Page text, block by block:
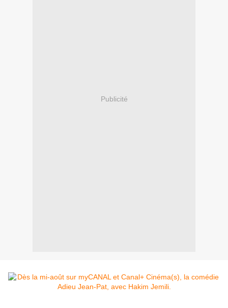
Publicité